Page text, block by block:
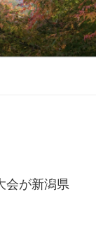
会が新潟県